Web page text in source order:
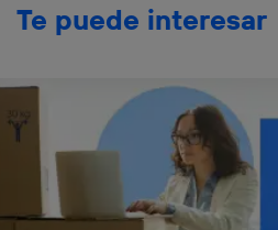
Te puede interesar